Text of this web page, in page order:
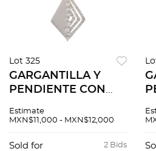
Lot 325
GARGANTILLA Y
PENDIENTE CON
BLANCO DE 18K
Estimate
MXN$11,000 - MXN$12,000
2 Bids
Sold for